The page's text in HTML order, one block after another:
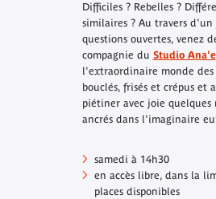
Difficiles ? Rebelles ?
similaires ? Au travers d'un
questions ouvertes, venez
compagnie du Studio Ana'e
l'extraordinaire monde des
bouclés, frisés et crépus et
piétiner avec joie quelques
ancrés dans l'imaginaire
samedi à 14h30
en accès libre, dans la
places disponibles